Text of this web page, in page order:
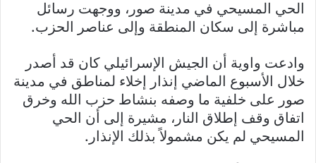
الحي المسيحي في مدينة صور، ووجهت رسائل
مباشرة إلى سكان المنطقة وإلى عناصر الحزب.
وادعت واوية أن الجيش الإسرائيلي كان قد أصدر
خلال الأسبوع الماضي إنذار إخلاء لمناطق في مدينة
صور على خلفية ما وصفه بنشاط حزب الله وخرق
اتفاق وقف إطلاق النار، مشيرة إلى أن الحي
المسيحي لم يكن مشمولاً بذلك الإنذار.